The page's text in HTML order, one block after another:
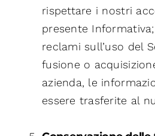
rispettare i nostri
presente
reclami sull’uso del
fusione o
azienda, le
essere trasferite al